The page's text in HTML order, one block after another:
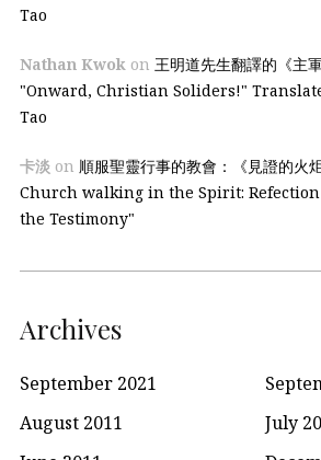
Tao
Nathan Kwok on 王明道先生翻譯的《主
"Onward, Christian Soliders!"
Tao
卡淡 on 順服聖靈行事的教會：《見證的火
Church walking in the Spirit:
the Testimony"
Archives
September 2021
August 2011
July